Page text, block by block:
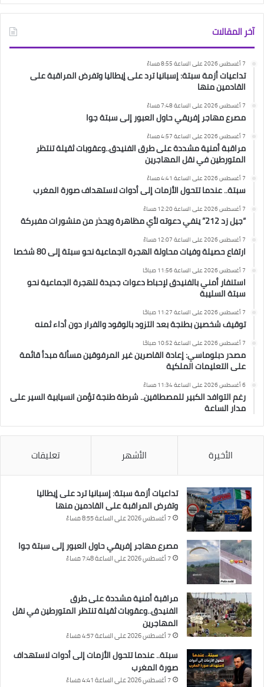
آخر المقالات
7 أغسطس 2026 على الساعة 8:55 مساءً
تداعيات أزمة سبتة: إسبانيا ترد على إيطاليا وتفرض المراقبة على
القادمين منها
7 أغسطس 2026 على الساعة 7:48 مساءً
مصرع مهاجر إفريقي حاول العبور إلى سبتة جوا
7 أغسطس 2026 على الساعة 4:57 مساءً
مراقبة أمنية مشددة على طرق الفنيدق..وعقوبات ثقيلة تنتظر
المتورطين في نقل المهاجرين
7 أغسطس 2026 على الساعة 4:41 مساءً
سبتة.. عندما تتحول الأزمات إلى أدوات لاستهداف صورة المغرب
7 أغسطس 2026 على الساعة 12:20 مساءً
“جيل زد 212” ينفي دعوته لأي مظاهرة ويحذر من منشورات مفبركة
7 أغسطس 2026 على الساعة 12:07 مساءً
ارتفاع حصيلة وفيات محاولة الهجرة الجماعية نحو سبتة إلى 80 شخصا
7 أغسطس 2026 على الساعة 11:56 صباحًا
استنفار أمني بالفنيدق لإحباط دعوات جديدة للهجرة الجماعية نحو
سبتة السليبة
7 أغسطس 2026 على الساعة 11:27 صباحًا
توقيف شخصين بطنجة بعد التزود بالوقود والفرار دون أداء ثمنه
7 أغسطس 2026 على الساعة 10:52 صباحًا
مصدر دبلوماسي: إعادة القاصرين غير المرفوقين مسألة مبدأ قائمة
على التعليمات الملكية
6 أغسطس 2026 على الساعة 11:34 مساءً
رغم التوافد الكبير للمصطافين.. شرطة طنجة تؤمن انسيابية السير على
مدار الساعة
الأخيرة الأشهر تعليقات
تداعيات أزمة سبتة: إسبانيا ترد على إيطاليا
وتفرض المراقبة على القادمين منها
7 أغسطس 2026 على الساعة 8:55 مساءً
مصرع مهاجر إفريقي حاول العبور إلى سبتة جوا
7 أغسطس 2026 على الساعة 7:48 مساءً
مراقبة أمنية مشددة على طرق
الفنيدق..وعقوبات ثقيلة تنتظر المتورطين في نقل
المهاجرين
7 أغسطس 2026 على الساعة 4:57 مساءً
سبتة.. عندما تتحول الأزمات إلى أدوات لاستهداف
صورة المغرب
7 أغسطس 2026 على الساعة 4:41 مساءً